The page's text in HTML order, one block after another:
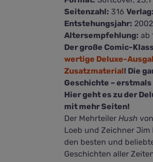
Seitenzahl: 316Verlag:
Entstehungsjahr: 2002
Altersempfehlung: ab
Der große Comic-
wertige Deluxe-
Zusatzmaterial! Die
Geschichte – erstmals
Hier geht es zu der
mit mehr Seiten!
Der MehrteilerHush
Loeb und Zeichner Jim
den besten und
Geschichten aller